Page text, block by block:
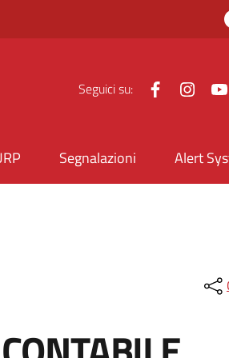
Seguici su: Facebook
Segnalazioni Alert